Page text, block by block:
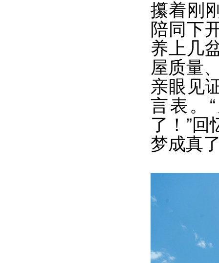
攥着刚
陪同下
养上几
屋质量
亲眼见
言表。
了！”回
梦成真